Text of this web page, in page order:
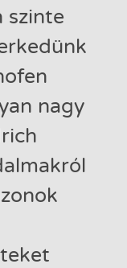
szinte
nagy